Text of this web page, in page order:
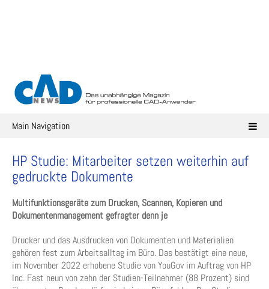
Main Navigation
HP Studie: Mitarbeiter setzen weiterhin auf
gedruckte Dokumente
Multifunktionsgeräte zum Drucken, Scannen, Kopieren und
Dokumentenmanagement gefragter denn je
Drucker und das Ausdrucken von Dokumenten und Materialien
gehören fest zum Arbeitsalltag im Büro. Das bestätigt eine neue,
im November 2022 erhobene Studie von YouGov im Auftrag von HP
Inc. Fast neun von zehn der Studien-Teilnehmer (88 Prozent) sind